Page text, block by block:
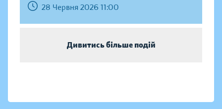
28 Червня 2026 11:00
Дивитись більше подій